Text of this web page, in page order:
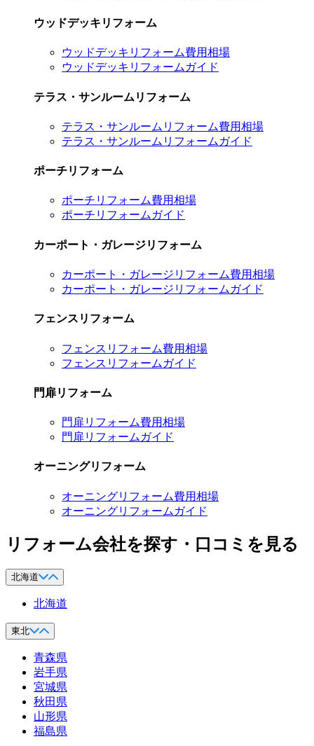
ウッドデッキリフォーム
ウッドデッキリフォーム費用相場
ウッドデッキリフォームガイド
テラス・サンルームリフォーム
テラス・サンルームリフォーム費用相場
テラス・サンルームリフォームガイド
ポーチリフォーム
ポーチリフォーム費用相場
ポーチリフォームガイド
カーポート・ガレージリフォーム
カーポート・ガレージリフォーム費用相場
カーポート・ガレージリフォームガイド
フェンスリフォーム
フェンスリフォーム費用相場
フェンスリフォームガイド
門扉リフォーム
門扉リフォーム費用相場
門扉リフォームガイド
オーニングリフォーム
オーニングリフォーム費用相場
オーニングリフォームガイド
リフォーム会社を探す・口コミを見る
北海道
北海道
東北
青森県
岩手県
宮城県
秋田県
山形県
福島県